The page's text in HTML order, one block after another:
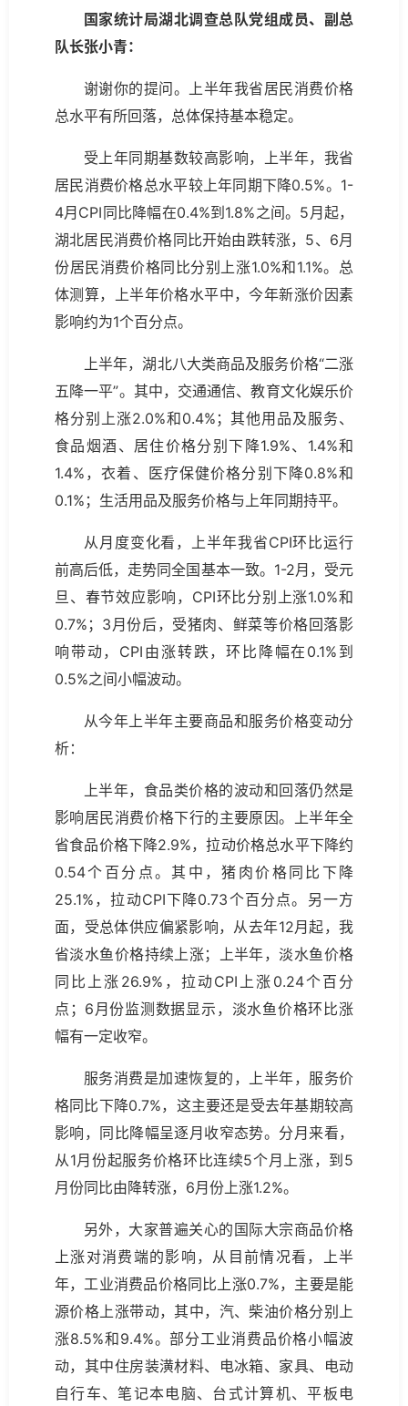
国家统计局湖北调查总队党组成员、副总
队长张小青：
谢谢你的提问。上半年我省居民消费价格
总水平有所回落，总体保持基本稳定。
受上年同期基数较高影响，上半年，我省
居民消费价格总水平较上年同期下降0.5%。1-
4月CPI同比降幅在0.4%到1.8%之间。5月起，
湖北居民消费价格同比开始由跌转涨，5、6月
份居民消费价格同比分别上涨1.0%和1.1%。总
体测算，上半年价格水平中，今年新涨价因素
影响约为1个百分点。
上半年，湖北八大类商品及服务价格“二涨
五降一平”。其中，交通通信、教育文化娱乐价
格分别上涨2.0%和0.4%；其他用品及服务、
食品烟酒、居住价格分别下降1.9%、1.4%和
1.4%，衣着、医疗保健价格分别下降0.8%和
0.1%；生活用品及服务价格与上年同期持平。
从月度变化看，上半年我省CPI环比运行
前高后低，走势同全国基本一致。1-2月，受元
旦、春节效应影响，CPI环比分别上涨1.0%和
0.7%；3月份后，受猪肉、鲜菜等价格回落影
响带动，CPI由涨转跌，环比降幅在0.1%到
0.5%之间小幅波动。
从今年上半年主要商品和服务价格变动分
析：
上半年，食品类价格的波动和回落仍然是
影响居民消费价格下行的主要原因。上半年全
省食品价格下降2.9%，拉动价格总水平下降约
0.54个百分点。其中，猪肉价格同比下降
25.1%，拉动CPI下降0.73个百分点。另一方
面，受总体供应偏紧影响，从去年12月起，我
省淡水鱼价格持续上涨；上半年，淡水鱼价格
同比上涨26.9%，拉动CPI上涨0.24个百分
点；6月份监测数据显示，淡水鱼价格环比涨
幅有一定收窄。
服务消费是加速恢复的，上半年，服务价
格同比下降0.7%，这主要还是受去年基期较高
影响，同比降幅呈逐月收窄态势。分月来看，
从1月份起服务价格环比连续5个月上涨，到5
月份同比由降转涨，6月份上涨1.2%。
另外，大家普遍关心的国际大宗商品价格
上涨对消费端的影响，从目前情况看，上半
年，工业消费品价格同比上涨0.7%，主要是能
源价格上涨带动，其中，汽、柴油价格分别上
涨8.5%和9.4%。部分工业消费品价格小幅波
动，其中住房装潢材料、电冰箱、家具、电动
自行车、笔记本电脑、台式计算机、平板电